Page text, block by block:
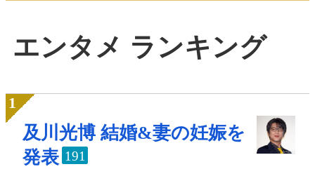
エンタメ ランキング
及川光博 結婚&妻の妊娠を
発表 191